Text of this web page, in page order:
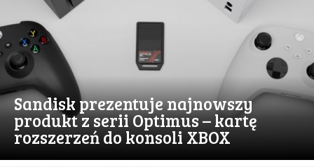
Sandisk prezentuje najnowszy
produkt z serii Optimus – kartę
rozszerzeń do konsoli XBOX